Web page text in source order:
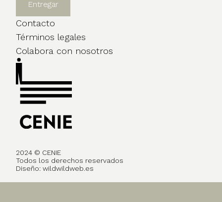
Contacto
Términos legales
Colabora con nosotros
2024 © CENIE
Todos los derechos reservados
Diseño: wildwildweb.es